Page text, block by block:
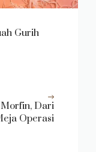
Gurih
Dari
Operasi